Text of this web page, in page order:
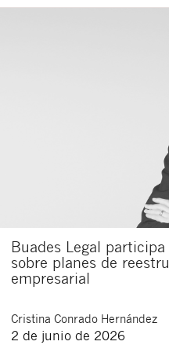
Buades Legal
sobre planes de
empresarial
Cristina Conrado Hernández
2 de junio de 2026